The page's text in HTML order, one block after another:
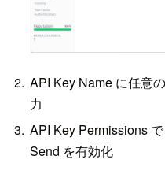
API Key Name に任意
力
API Key Permissions
Send を有効化